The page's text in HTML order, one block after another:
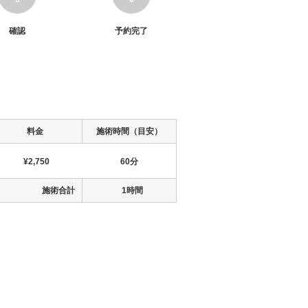
確認 予約完了
料金 施術時間（目安）
¥2,750 60分
施術合計 1時間